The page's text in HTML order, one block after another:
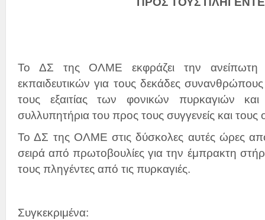
Το ΔΣ της ΟΛΜΕ εκφράζει την ανείπωτη
εκπαιδευτικών για τους δεκάδες
τους εξαιτίας των φονικών πυρκαγιών
συλλυπητήρια του προς τους συγγενείς και τους
Το ΔΣ της ΟΛΜΕ στις δύσκολες αυτές ώρες
σειρά από πρωτοβουλίες για την έμπρακτη
τους πληγέντες από τις πυρκαγιές.
Συγκεκριμένα: